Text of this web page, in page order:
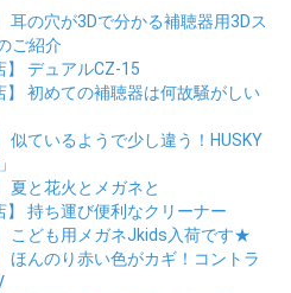
耳の穴が3Dで分かる補聴器用3Dス
ご紹介
デュアルCZ-15
初めての補聴器は何故騒がしい
似ているようで少し違う！HUSKY
夏と花火とメガネと
持ち運び便利なクリーナー
こども用メガネJkids入荷です★
ほんのり赤い色がカギ！コントラ